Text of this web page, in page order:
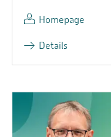
Homepage
Details